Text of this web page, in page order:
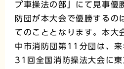
プ車操法の部」にて見事優
防団が本大会で優勝するの
てのこととなります。本大
中市消防団第11分団は、
31回全国消防操法大会に